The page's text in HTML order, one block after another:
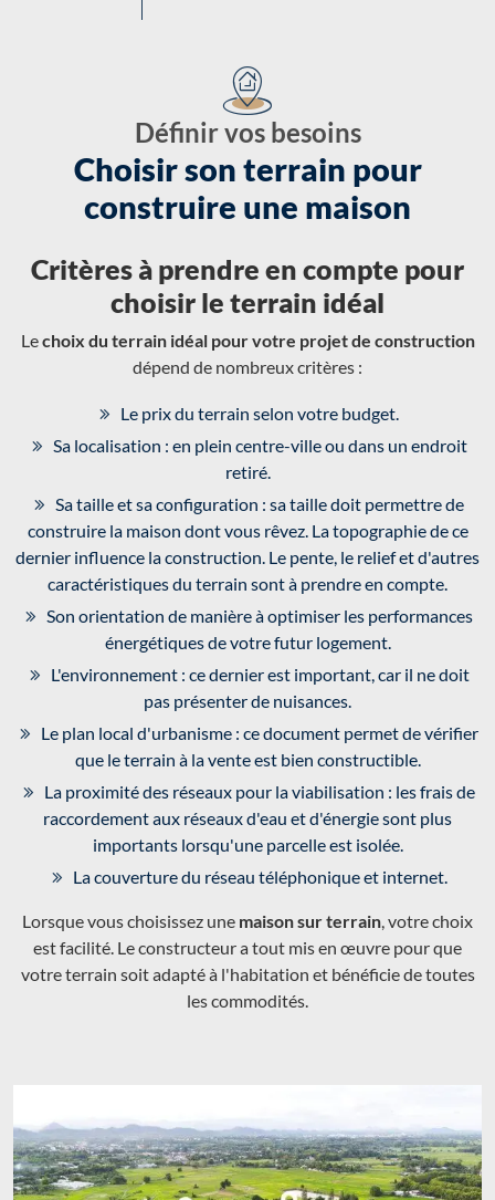
Définir vos besoins
Choisir son terrain pour
construire une maison
Critères à prendre en compte pour
choisir le terrain idéal
Lechoix du terrain idéal pour votre projet de construction
dépend de nombreux critères :
Le prix du terrain selon votre budget.
Sa localisation : en plein centre-ville ou dans un endroit
retiré.
Sa taille et sa configuration : sa taille doit permettre de
construire la maison dont vous rêvez. La topographie de ce
dernier influence la construction. Le pente, le relief et d'autres
caractéristiques du terrain sont à prendre en compte.
Son orientation de manière à optimiser les performances
énergétiques de votre futur logement.
L'environnement : ce dernier est important, car il ne doit
pas présenter de nuisances.
Le plan local d'urbanisme : ce document permet de vérifier
que le terrain à la vente est bien constructible.
La proximité des réseaux pour la viabilisation : les frais de
raccordement aux réseaux d'eau et d'énergie sont plus
importants lorsqu'une parcelle est isolée.
La couverture du réseau téléphonique et internet.
Lorsque vous choisissez une maison sur terrain , votre choix
est facilité. Le constructeur a tout mis en œuvre pour que
votre terrain soit adapté à l'habitation et bénéficie de toutes
les commodités.